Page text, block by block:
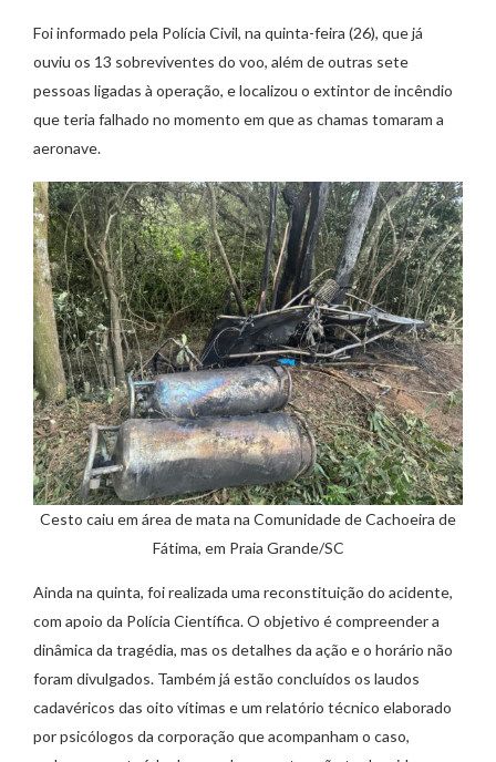
Foi informado pela Polícia Civil, na quinta-feira (26), que já
ouviu os 13 sobreviventes do voo, além de outras sete
pessoas ligadas à operação, e localizou o extintor de incêndio
que teria falhado no momento em que as chamas tomaram a
aeronave.
Cesto caiu em área de mata na Comunidade de Cachoeira de
Fátima, em Praia Grande/SC
Ainda na quinta, foi realizada uma reconstituição do acidente,
com apoio da Polícia Científica. O objetivo é compreender a
dinâmica da tragédia, mas os detalhes da ação e o horário não
foram divulgados. Também já estão concluídos os laudos
cadavéricos das oito vítimas e um relatório técnico elaborado
por psicólogos da corporação que acompanham o caso,